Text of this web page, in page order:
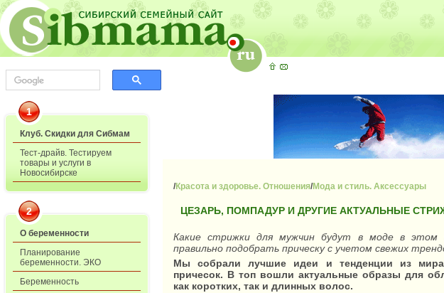
1
Клуб. Скидки для Сибмам
Тест-драйв. Тестируем
товары и услуги в
Новосибирске
2
О беременности
Планирование
беременности. ЭКО
Беременность
/Красота и здоровье. Отношения/Мода и стиль. Аксессуары
ЦЕЗАРЬ, ПОМПАДУР И ДРУГИЕ АКТУАЛЬНЫЕ
Какие стрижки для мужчин будут в моде в этом
правильно подобрать прическу с учетом свежих
Мы собрали лучшие идеи и тенденции из
причесок. В топ вошли актуальные образы для
как коротких, так и длинных волос.